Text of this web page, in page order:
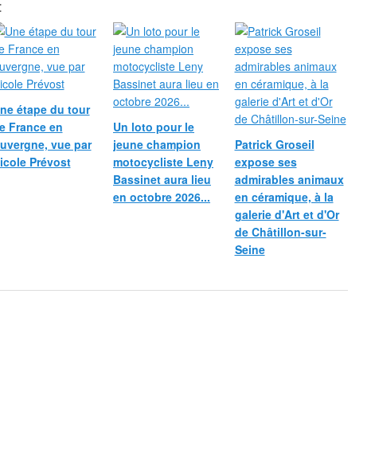
étape du tour
France en
vue par
Prévost
Un loto pour le
jeune champion
motocycliste Leny
Bassinet aura lieu
en octobre 2026...
Patrick Groseil
expose ses
admirables animaux
en céramique, à la
galerie d'Art et d'Or
de Châtillon-sur-
Seine